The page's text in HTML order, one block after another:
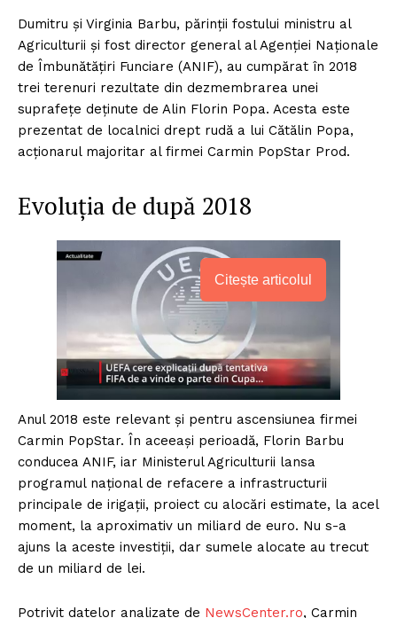
Dumitru și Virginia Barbu, părinții fostului ministru al
Agriculturii și fost director general al Agenției Naționale
de Îmbunătățiri Funciare (ANIF), au cumpărat în 2018
trei terenuri rezultate din dezmembrarea unei
suprafețe deținute de Alin Florin Popa. Acesta este
prezentat de localnici drept rudă a lui Cătălin Popa,
acționarul majoritar al firmei Carmin PopStar Prod.
Evoluția de după 2018
Citește articolul
Anul 2018 este relevant și pentru ascensiunea firmei
Carmin PopStar. În aceeași perioadă, Florin Barbu
conducea ANIF, iar Ministerul Agriculturii lansa
programul național de refacere a infrastructurii
principale de irigații, proiect cu alocări estimate, la acel
moment, la aproximativ un miliard de euro. Nu s-a
ajuns la aceste investiții, dar sumele alocate au trecut
de un miliard de lei.
Potrivit datelor analizate de NewsCenter.ro, Carmin